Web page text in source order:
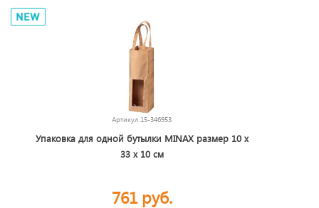
Артикул 15-346953
Упаковка для одной бутылки MINAX размер 10 х
33 х 10 см
761 руб.